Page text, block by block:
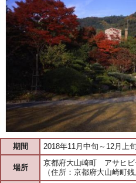
期間 2018年11月中旬～12月上旬
場所
京都府大山崎町 アサヒビ
（住所：京都府大山崎町銭